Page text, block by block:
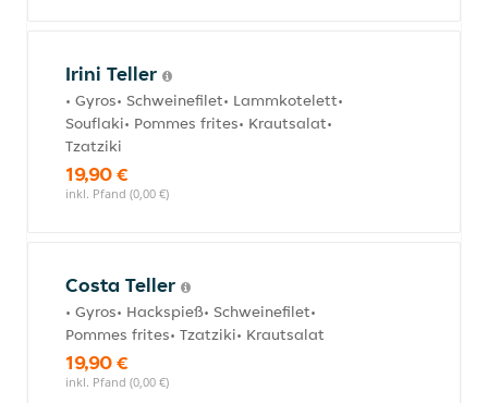
Irini Teller
• Gyros• Schweinefilet• Lammkotelett•
Souflaki• Pommes frites• Krautsalat•
Tzatziki
19,90 €
inkl. Pfand (0,00 €)
Costa Teller
• Gyros• Hackspieß• Schweinefilet•
Pommes frites• Tzatziki• Krautsalat
19,90 €
inkl. Pfand (0,00 €)